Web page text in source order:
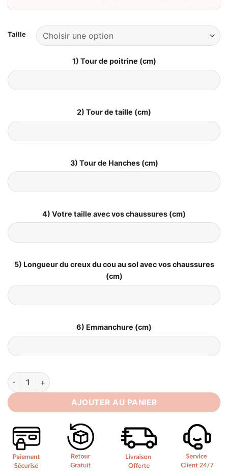
Taille
1) Tour de poitrine (cm)
2) Tour de taille (cm)
3) Tour de Hanches (cm)
4) Votre taille avec vos chaussures (cm)
5) Longueur du creux du cou au sol avec vos chaussures
(cm)
6) Emmanchure (cm)
quantité de Robe de Mariée Vintage
AJOUTER AU PANIER